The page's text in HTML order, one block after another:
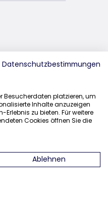
ons op Facebook
vind ons op Pinterest
vind ons
Datenschutzbestimmungen
Besucherdaten platzieren, um
Inhalte anzuzeigen
zu bieten. Für weitere
Cookies öffnen Sie die
Ablehnen